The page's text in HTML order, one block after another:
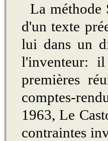
La méthode
d'un texte
lui dans un
l'inventeur:
premières
comptes-
1963, Le
contraintes